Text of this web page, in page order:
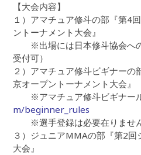
【大会内容】
１）アマチュア修斗の部『第4
ントーナメント大会』
※出場には日本修斗協会へ
受付可）
２）アマチュア修斗ビギナーの
京オープントーナメント大会』
※アマチュア修斗ビギナー
m/beginner_rules
※選手登録は必要在りません
３）ジュニアMMAの部『第2
大会』